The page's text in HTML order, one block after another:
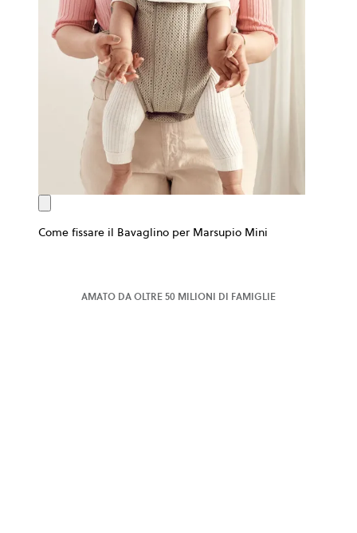
Come fissare il Bavaglino per Marsupio Mini
AMATO DA OLTRE 50 MILIONI DI FAMIGLIE